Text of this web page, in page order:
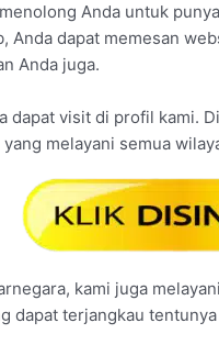
Anda untuk
Anda dapat memesan
Anda juga.
dapat visit di profil kami.
melayani semua
kami juga
dapat terjangkau